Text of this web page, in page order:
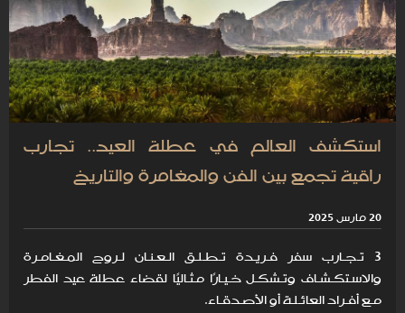
استكشف العالم في عطلة العيد.. تجارب
راقية تجمع بين الفن والمغامرة والتاريخ
20 مارس 2025
3 تـجـارب سفر فـريـدة تـطـلـق الـعـنـان لـروح المـغـامـرة
والاسـتكـشـاف وتـشكـل خـيـارًا مـثـاليًا لقضاء عطلة عيد الفطر
مـع أفـراد العائـلـة أو الأصـدقـاء.